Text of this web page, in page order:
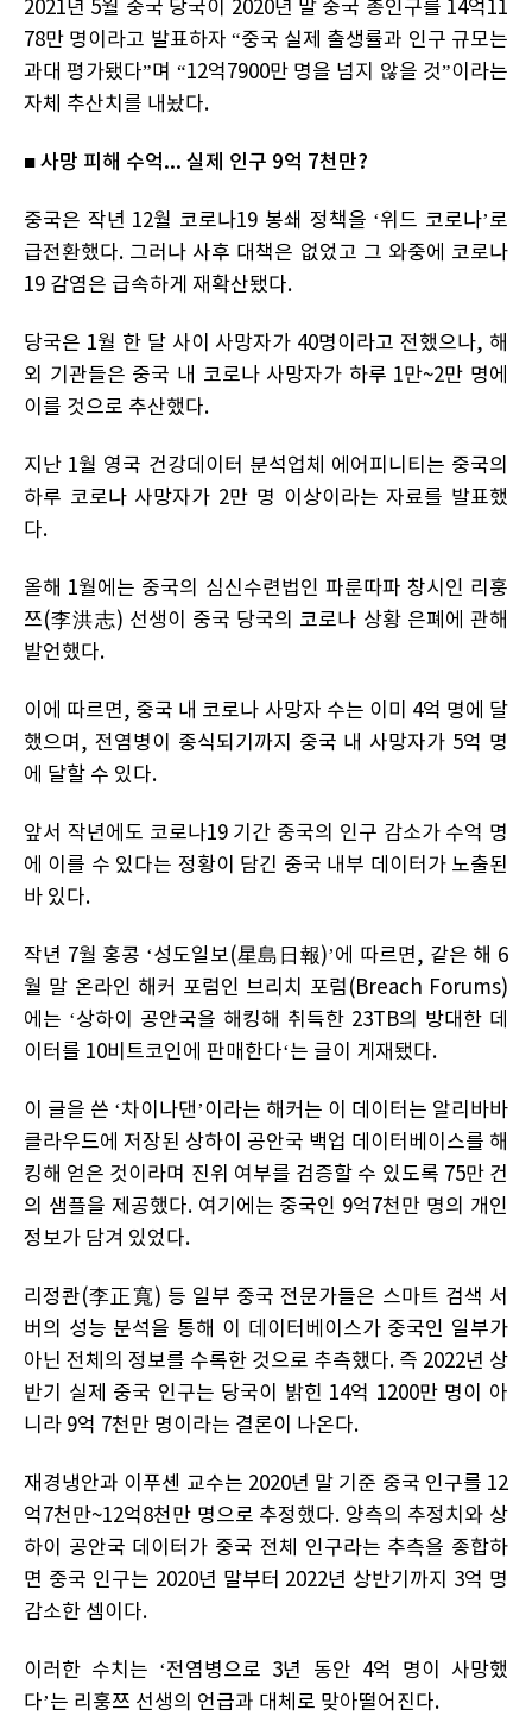
2021년 5월 중국 당국이 2020년 말 중국 총인구를 14억11
78만 명이라고 발표하자 “중국 실제 출생률과 인구 규모는
과대 평가됐다”며 “12억7900만 명을 넘지 않을 것”이라는
자체 추산치를 내놨다.
■ 사망 피해 수억... 실제 인구 9억 7천만?
중국은 작년 12월 코로나19 봉쇄 정책을 ‘위드 코로나’로
급전환했다. 그러나 사후 대책은 없었고 그 와중에 코로나
19 감염은 급속하게 재확산됐다.
당국은 1월 한 달 사이 사망자가 40명이라고 전했으나, 해
외 기관들은 중국 내 코로나 사망자가 하루 1만~2만 명에
이를 것으로 추산했다.
지난 1월 영국 건강데이터 분석업체 에어피니티는 중국의
하루 코로나 사망자가 2만 명 이상이라는 자료를 발표했
다.
올해 1월에는 중국의 심신수련법인 파룬따파 창시인 리훙
쯔(李洪志) 선생이 중국 당국의 코로나 상황 은폐에 관해
발언했다.
이에 따르면, 중국 내 코로나 사망자 수는 이미 4억 명에 달
했으며, 전염병이 종식되기까지 중국 내 사망자가 5억 명
에 달할 수 있다.
앞서 작년에도 코로나19 기간 중국의 인구 감소가 수억 명
에 이를 수 있다는 정황이 담긴 중국 내부 데이터가 노출된
바 있다.
작년 7월 홍콩 ‘성도일보(星島日報)’에 따르면, 같은 해 6
월 말 온라인 해커 포럼인 브리치 포럼(Breach Forums)
에는 ‘상하이 공안국을 해킹해 취득한 23TB의 방대한 데
이터를 10비트코인에 판매한다‘는 글이 게재됐다.
이 글을 쓴 ‘차이나댄’이라는 해커는 이 데이터는 알리바바
클라우드에 저장된 상하이 공안국 백업 데이터베이스를 해
킹해 얻은 것이라며 진위 여부를 검증할 수 있도록 75만 건
의 샘플을 제공했다. 여기에는 중국인 9억7천만 명의 개인
정보가 담겨 있었다.
리정콴(李正寬) 등 일부 중국 전문가들은 스마트 검색 서
버의 성능 분석을 통해 이 데이터베이스가 중국인 일부가
아닌 전체의 정보를 수록한 것으로 추측했다. 즉 2022년 상
반기 실제 중국 인구는 당국이 밝힌 14억 1200만 명이 아
니라 9억 7천만 명이라는 결론이 나온다.
재경냉안과 이푸셴 교수는 2020년 말 기준 중국 인구를 12
억7천만~12억8천만 명으로 추정했다. 양측의 추정치와 상
하이 공안국 데이터가 중국 전체 인구라는 추측을 종합하
면 중국 인구는 2020년 말부터 2022년 상반기까지 3억 명
감소한 셈이다.
이러한 수치는 ‘전염병으로 3년 동안 4억 명이 사망했
다’는 리훙쯔 선생의 언급과 대체로 맞아떨어진다.